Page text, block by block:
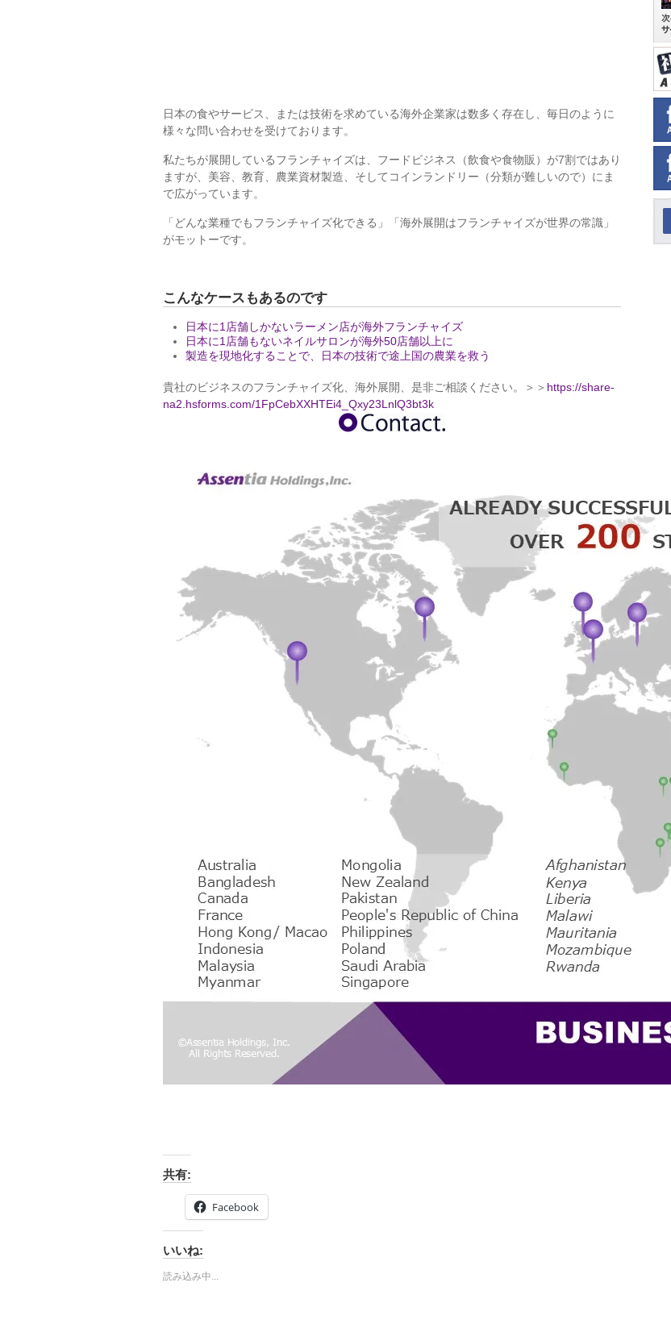
日本の食やサービス、または技術を求めている海外企業家は数多く存在し、毎日のように
様々な問い合わせを受けております。
私たちが展開しているフランチャイズは、フードビジネス（飲食や食物販）が7割ではあり
ますが、美容、教育、農業資材製造、そしてコインランドリー（分類が難しいので）にま
で広がっています。
「どんな業種でもフランチャイズ化できる」「海外展開はフランチャイズが世界の常識」
がモットーです。
こんなケースもあるのです
日本に1店舗しかないラーメン店が海外フランチャイズ
日本に1店舗もないネイルサロンが海外50店舗以上に
製造を現地化することで、日本の技術で途上国の農業を救う
貴社のビジネスのフランチャイズ化、海外展開、是非ご相談ください。＞＞ https://share-
na2.hsforms.com/1FpCebXXHTEi4_Qxy23LnlQ3bt3k
共有:
Facebook
いいね:
読み込み中...